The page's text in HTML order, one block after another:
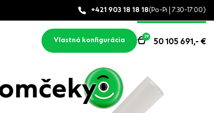
+421 903 18 18 18(Po-Pi | 7:30-17:00)
Vlastná konfigurácia 50 105 691,- €
29